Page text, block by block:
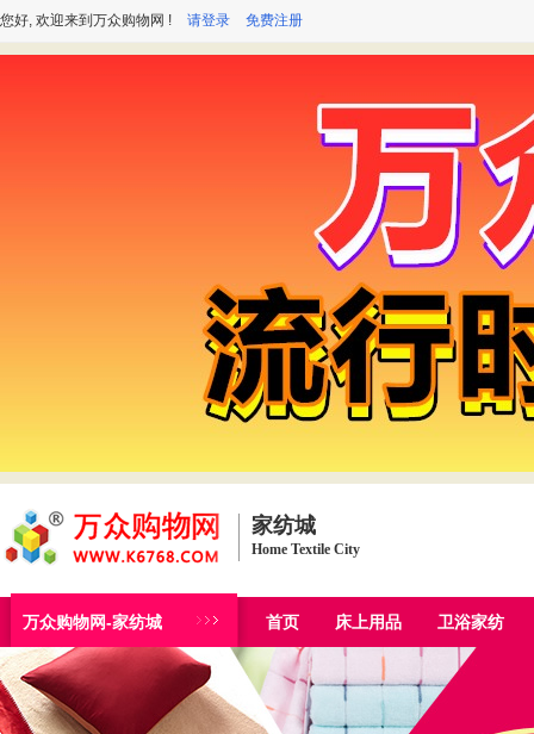
您好, 欢迎来到万众购物网 ! 请登录 免费注册
家纺城
Home Textile City
万众购物网-家纺城 首页 床上用品 卫浴家纺